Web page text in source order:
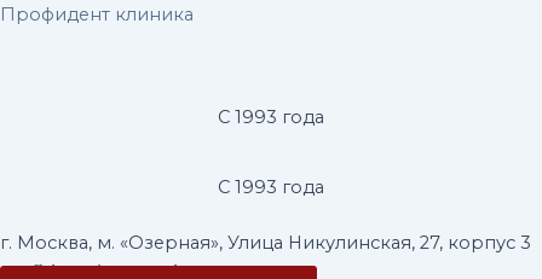
Перейти
Профидент клиника
С 1993 года
С 1993 года
г. Москва, м. «Озерная», Улица Никулинская, 27, корпус 3
profidentvip@yandex.ru
Навигация